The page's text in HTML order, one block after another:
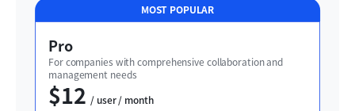
MOST POPULAR
Pro
For companies with comprehensive collaboration and
management needs
$12
  / user / month